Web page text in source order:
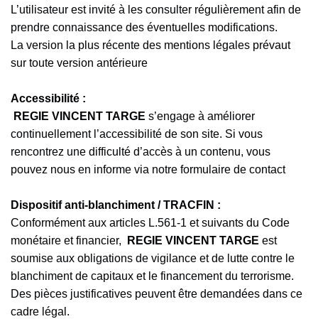
L’utilisateur est invité à les consulter régulièrement afin de
prendre connaissance des éventuelles modifications.
La version la plus récente des mentions légales prévaut
sur toute version antérieure
Accessibilité :
REGIE VINCENT TARGE s’engage à améliorer
continuellement l’accessibilité de son site. Si vous
rencontrez une difficulté d’accès à un contenu, vous
pouvez nous en informe via notre formulaire de contact
Dispositif anti-blanchiment / TRACFIN :
Conformément aux articles L.561-1 et suivants du Code
monétaire et financier,
REGIE VINCENT TARGE est
soumise aux obligations de vigilance et de lutte contre le
blanchiment de capitaux et le financement du terrorisme.
Des pièces justificatives peuvent être demandées dans ce
cadre légal.